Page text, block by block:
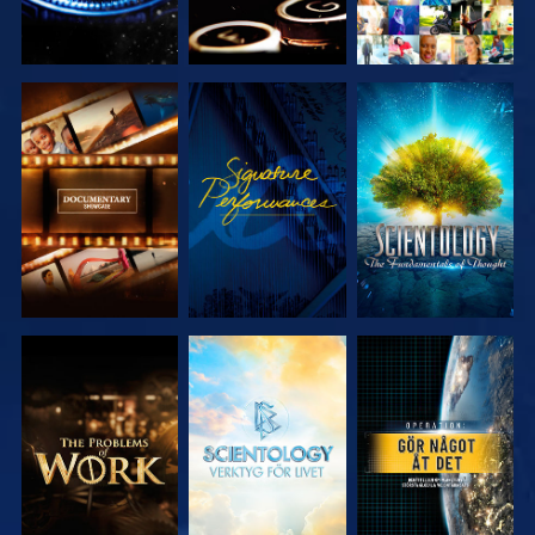
UTFORSKA
SERIEN
TITTA
UTFORSKA
SERIEN
UTFORSKA
SERIEN
UTFORSKA
SERIEN
TITTA